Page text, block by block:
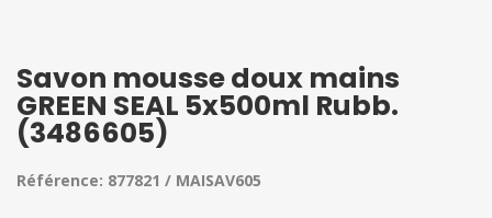
Savon mousse doux mains
GREEN SEAL 5x500ml Rubb.
(3486605)
Référence: 877821 / MAISAV605